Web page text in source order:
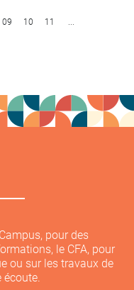
09 10 11 ...
pour des
le CFA, pour
ou sur les travaux de
écoute.